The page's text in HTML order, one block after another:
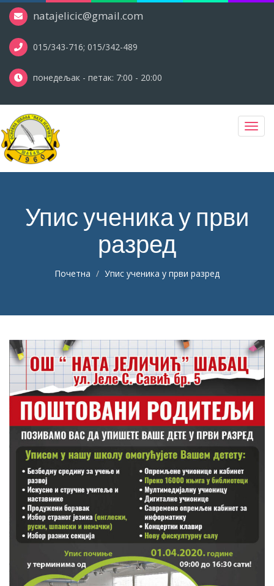
natajelicic@gmail.com
015/343-716; 015/342-489
понедељак - петак: 7:00 - 20:00
Упис ученика у први
разред
Почетна Упис ученика у први разред